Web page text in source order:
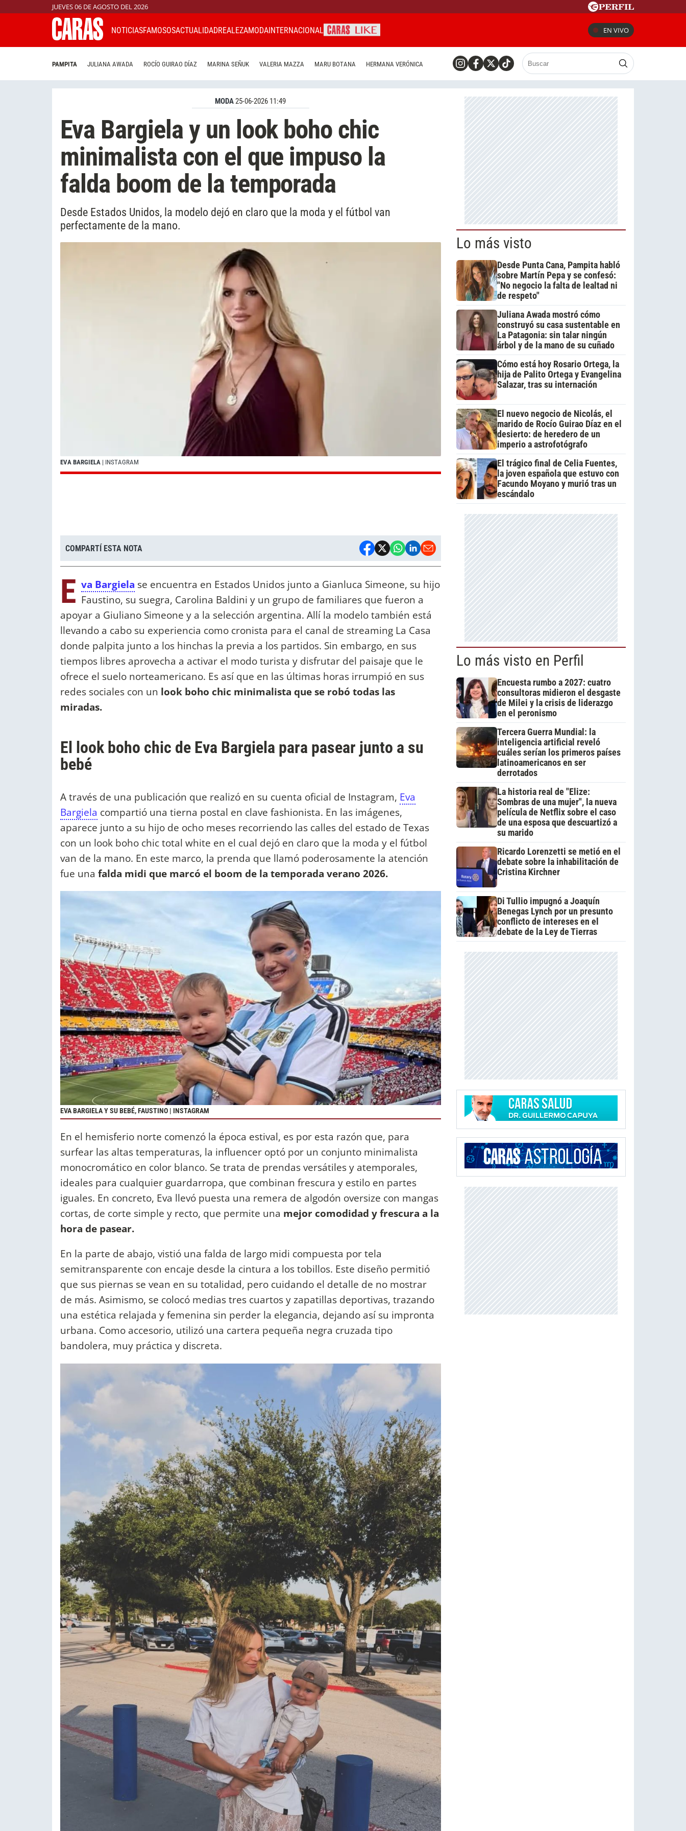
JUEVES 06 DE AGOSTO DEL 2026
NOTICIASFAMOSOSACTUALIDADREALEZAMODAINTERNACIONAL EN VIVO
PAMPITA JULIANA AWADA ROCÍO GUIRAO DÍAZ MARINA SEÑUK VALERIA MAZZA MARU BOTANA HERMANA VERÓNICA
MODA25-06-2026 11:49
Eva Bargiela y un look boho chic
minimalista con el que impuso la
falda boom de la temporada
Desde Estados Unidos, la modelo dejó en claro que la moda y el fútbol van
perfectamente de la mano.
EVA BARGIELA | INSTAGRAM
COMPARTÍ ESTA NOTA
E va Bargiela se encuentra en Estados Unidos junto a Gianluca Simeone, su hijo
Faustino, su suegra, Carolina Baldini y un grupo de familiares que fueron a
apoyar a Giuliano Simeone y a la selección argentina. Allí la modelo también está
llevando a cabo su experiencia como cronista para el canal de streaming La Casa
donde palpita junto a los hinchas la previa a los partidos. Sin embargo, en sus
tiempos libres aprovecha a activar el modo turista y disfrutar del paisaje que le
ofrece el suelo norteamericano. Es así que en las últimas horas irrumpió en sus
redes sociales con un look boho chic minimalista que se robó todas las
miradas.
El look boho chic de Eva Bargiela para pasear junto a su
bebé
A través de una publicación que realizó en su cuenta oficial de Instagram, Eva
Bargiela compartió una tierna postal en clave fashionista. En las imágenes,
aparece junto a su hijo de ocho meses recorriendo las calles del estado de Texas
con un look boho chic total white en el cual dejó en claro que la moda y el fútbol
van de la mano. En este marco, la prenda que llamó poderosamente la atención
fue una falda midi que marcó el boom de la temporada verano 2026.
EVA BARGIELA Y SU BEBÉ, FAUSTINO | INSTAGRAM
En el hemisferio norte comenzó la época estival, es por esta razón que, para
surfear las altas temperaturas, la influencer optó por un conjunto minimalista
monocromático en color blanco. Se trata de prendas versátiles y atemporales,
ideales para cualquier guardarropa, que combinan frescura y estilo en partes
iguales. En concreto, Eva llevó puesta una remera de algodón oversize con mangas
cortas, de corte simple y recto, que permite una mejor comodidad y frescura a la
hora de pasear.
En la parte de abajo, vistió una falda de largo midi compuesta por tela
semitransparente con encaje desde la cintura a los tobillos. Este diseño permitió
que sus piernas se vean en su totalidad, pero cuidando el detalle de no mostrar
de más. Asimismo, se colocó medias tres cuartos y zapatillas deportivas, trazando
una estética relajada y femenina sin perder la elegancia, dejando así su impronta
urbana. Como accesorio, utilizó una cartera pequeña negra cruzada tipo
bandolera, muy práctica y discreta.
Lo más visto
Desde Punta Cana, Pampita habló
sobre Martín Pepa y se confesó:
"No negocio la falta de lealtad ni
de respeto"
Juliana Awada mostró cómo
construyó su casa sustentable en
La Patagonia: sin talar ningún
árbol y de la mano de su cuñado
Cómo está hoy Rosario Ortega, la
hija de Palito Ortega y Evangelina
Salazar, tras su internación
El nuevo negocio de Nicolás, el
marido de Rocío Guirao Díaz en el
desierto: de heredero de un
imperio a astrofotógrafo
El trágico final de Celia Fuentes,
la joven española que estuvo con
Facundo Moyano y murió tras un
escándalo
Lo más visto en Perfil
Encuesta rumbo a 2027: cuatro
consultoras midieron el desgaste
de Milei y la crisis de liderazgo
en el peronismo
Tercera Guerra Mundial: la
inteligencia artificial reveló
cuáles serían los primeros países
latinoamericanos en ser
derrotados
La historia real de "Elize:
Sombras de una mujer", la nueva
película de Netflix sobre el caso
de una esposa que descuartizó a
su marido
Ricardo Lorenzetti se metió en el
debate sobre la inhabilitación de
Cristina Kirchner
Di Tullio impugnó a Joaquín
Benegas Lynch por un presunto
conflicto de intereses en el
debate de la Ley de Tierras